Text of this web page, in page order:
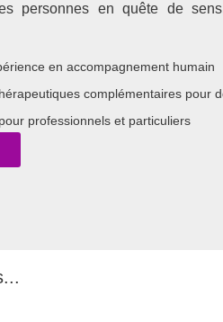
personnes en quête de
en accompagnement humain
complémentaires pour
professionnels et particuliers